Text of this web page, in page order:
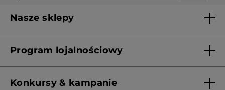
Nasze sklepy
Franczyza
Program lojalnościowy
Konkursy & kampanie